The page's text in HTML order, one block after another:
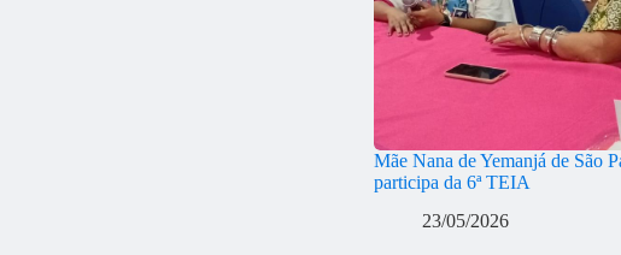
Mãe Nana de Yemanjá de São
participa da 6ª TEIA
23/05/2026